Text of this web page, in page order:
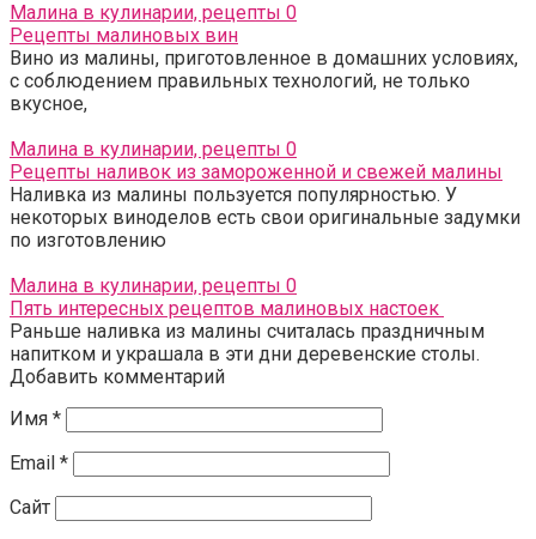
Малина в кулинарии, рецепты 0
Рецепты малиновых вин
Вино из малины, приготовленное в домашних условиях,
с соблюдением правильных технологий, не только
вкусное,
Малина в кулинарии, рецепты 0
Рецепты наливок из замороженной и свежей малины
Наливка из малины пользуется популярностью. У
некоторых виноделов есть свои оригинальные задумки
по изготовлению
Малина в кулинарии, рецепты 0
Пять интересных рецептов малиновых настоек
Раньше наливка из малины считалась праздничным
напитком и украшала в эти дни деревенские столы.
Добавить комментарий
Имя *
Email *
Сайт